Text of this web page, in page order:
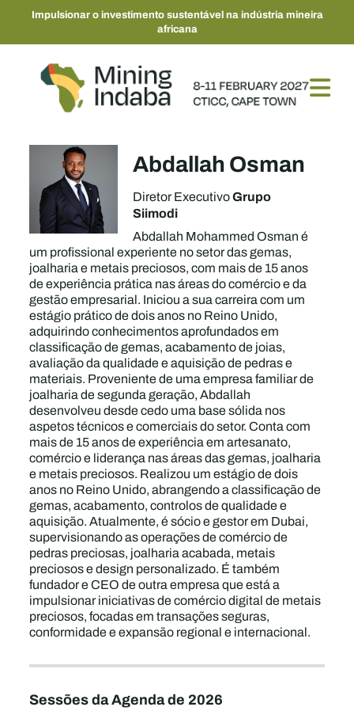
Impulsionar o investimento sustentável na indústria mineira
africana
Abdallah Osman
Diretor ExecutivoGrupo
Siimodi
Abdallah Mohammed Osman é
um profissional experiente no setor das gemas,
joalharia e metais preciosos, com mais de 15 anos
de experiência prática nas áreas do comércio e da
gestão empresarial. Iniciou a sua carreira com um
estágio prático de dois anos no Reino Unido,
adquirindo conhecimentos aprofundados em
classificação de gemas, acabamento de joias,
avaliação da qualidade e aquisição de pedras e
materiais. Proveniente de uma empresa familiar de
joalharia de segunda geração, Abdallah
desenvolveu desde cedo uma base sólida nos
aspetos técnicos e comerciais do setor. Conta com
mais de 15 anos de experiência em artesanato,
comércio e liderança nas áreas das gemas, joalharia
e metais preciosos. Realizou um estágio de dois
anos no Reino Unido, abrangendo a classificação de
gemas, acabamento, controlos de qualidade e
aquisição. Atualmente, é sócio e gestor em Dubai,
supervisionando as operações de comércio de
pedras preciosas, joalharia acabada, metais
preciosos e design personalizado. É também
fundador e CEO de outra empresa que está a
impulsionar iniciativas de comércio digital de metais
preciosos, focadas em transações seguras,
conformidade e expansão regional e internacional.
Sessões da Agenda de 2026